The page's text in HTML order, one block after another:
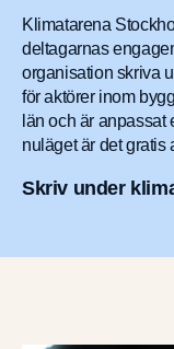
Ett initiativ av
Klimatarena
deltagarnas
organisation skriva
för aktörer inom
län och är anpassat
nuläget är det gratis
Skriv under